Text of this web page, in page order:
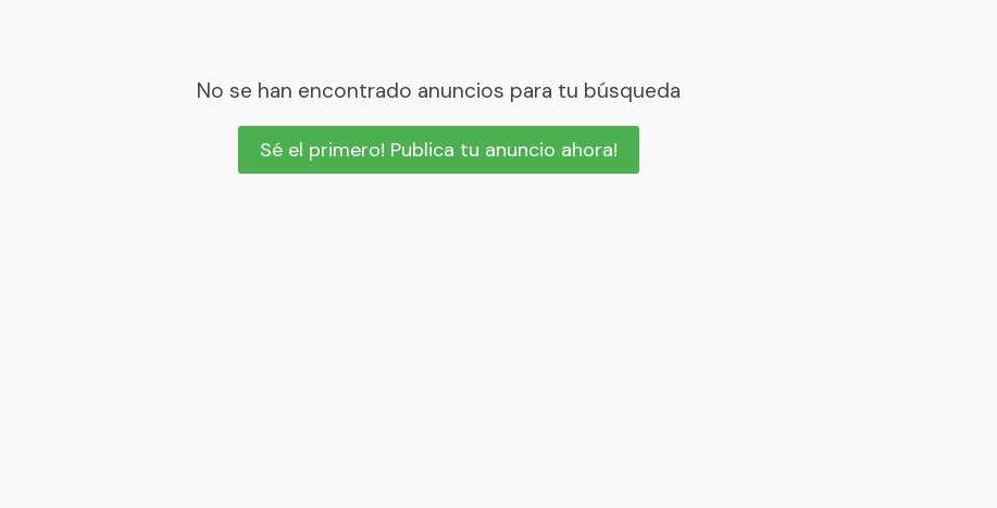
No se han encontrado anuncios para tu búsqueda
Sé el primero! Publica tu anuncio ahora!